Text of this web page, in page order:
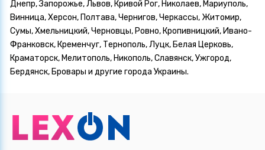
Днепр, Запорожье, Львов, Кривой Рог, Николаев, Мариуполь,
Винница, Херсон, Полтава, Чернигов, Черкассы, Житомир,
Сумы, Хмельницкий, Черновцы, Ровно, Кропивницкий, Ивано-
Франковск, Кременчуг, Тернополь, Луцк, Белая Церковь,
Краматорск, Мелитополь, Никополь, Славянск, Ужгород,
Бердянск, Бровары и другие города Украины.